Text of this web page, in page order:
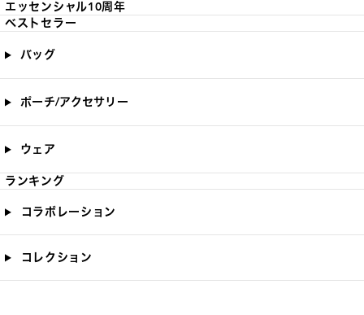
エッセンシャル10周年
ベストセラー
バッグ
ポーチ/アクセサリー
ウェア
ランキング
コラボレーション
コレクション